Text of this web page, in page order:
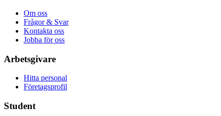
Om oss
Frågor & Svar
Kontakta oss
Jobba för oss
Arbetsgivare
Hitta personal
Företagsprofil
Student